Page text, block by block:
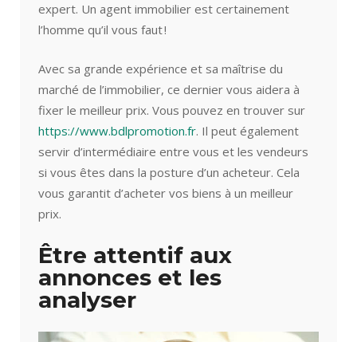
expert. Un agent immobilier est certainement
l’homme qu’il vous faut !
Avec sa grande expérience et sa maîtrise du
marché de l’immobilier, ce dernier vous aidera à
fixer le meilleur prix. Vous pouvez en trouver sur
https://www.bdlpromotion.fr. Il peut également
servir d’intermédiaire entre vous et les vendeurs
si vous êtes dans la posture d’un acheteur. Cela
vous garantit d’acheter vos biens à un meilleur
prix.
Être attentif aux
annonces et les
analyser